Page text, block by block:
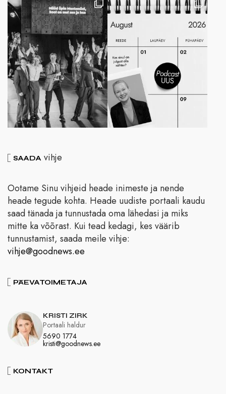
SAADA vihje
Ootame Sinu vihjeid heade inimeste ja nende
heade tegude kohta. Heade uudiste portaali kaudu
saad tänada ja tunnustada oma lähedasi ja miks
mitte ka võõrast. Kui tead kedagi, kes väärib
tunnustamist, saada meile vihje:
vihje@goodnews.ee
PÄEVATOIMETAJA
KRISTI ZIRK
5690 1774
kristi@goodnews.ee
Portaali haldur
KONTAKT